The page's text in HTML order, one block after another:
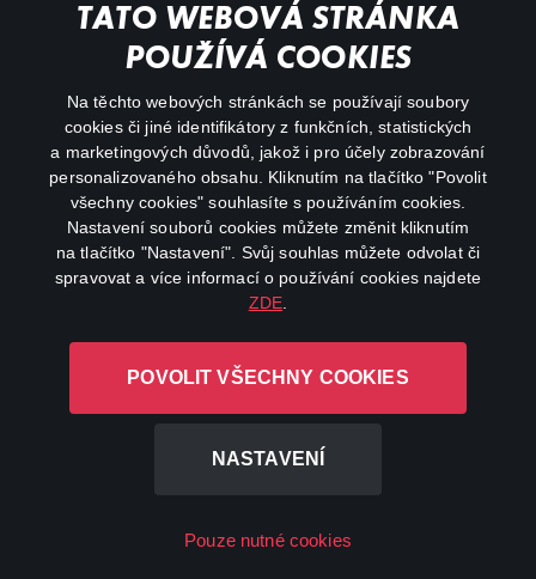
TATO WEBOVÁ STRÁNKA
POUŽÍVÁ COOKIES
Na těchto webových stránkách se používají soubory
cookies či jiné identifikátory z funkčních, statistických
a marketingových důvodů, jakož i pro účely zobrazování
personalizovaného obsahu. Kliknutím na tlačítko "Povolit
všechny cookies" souhlasíte s používáním cookies.
Nastavení souborů cookies můžete změnit kliknutím
na tlačítko "Nastavení". Svůj souhlas můžete odvolat či
spravovat a více informací o používání cookies najdete
ZDE
POVOLIT VŠECHNY COOKIES
NASTAVENÍ
Pouze nutné cookies
Můj účet
Důležité odkazy
facebookinstagram
youtube
L-1246 Luxembourg R.C.S.